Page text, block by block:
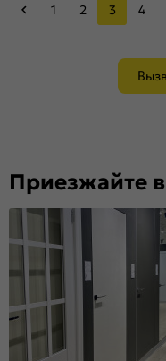
1 2 3 4
Приезжайте